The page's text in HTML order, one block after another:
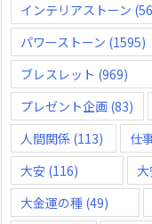
インテリアストーン
パワーストーン (1595)
ブレスレット (969)
プレゼント企画 (83)
人間関係 (113) 仕
大安 (116)
大金運の種 (49)